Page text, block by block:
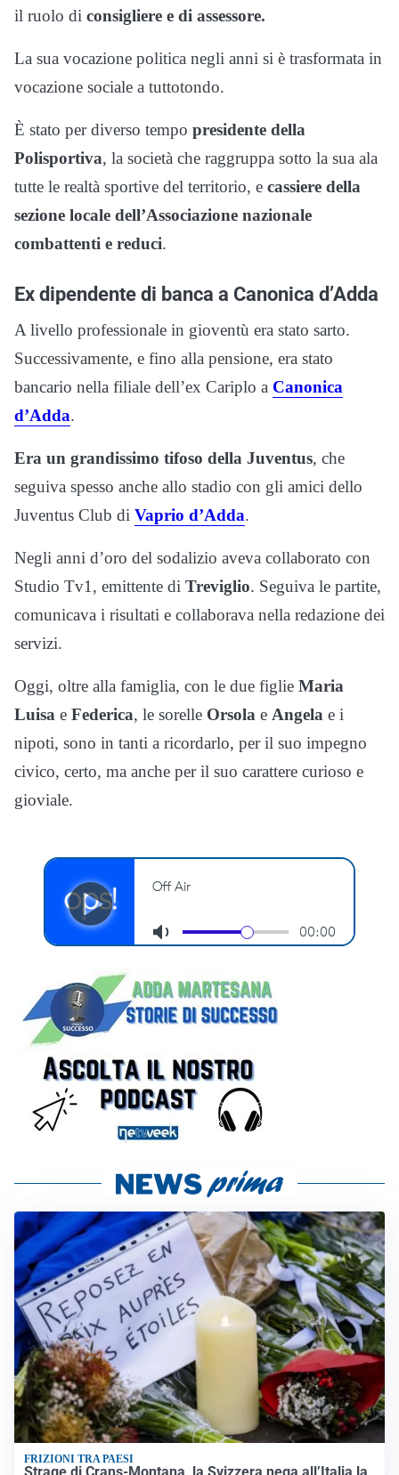
il ruolo di consigliere e di assessore.
La sua vocazione politica negli anni si è trasformata in
vocazione sociale a tuttotondo.
È stato per diverso tempo presidente della
Polisportiva, la società che raggruppa sotto la sua ala
tutte le realtà sportive del territorio, e cassiere della
sezione locale dell’Associazione nazionale
combattenti e reduci.
Ex dipendente di banca a Canonica d’Adda
A livello professionale in gioventù era stato sarto.
Successivamente, e fino alla pensione, era stato
bancario nella filiale dell’ex Cariplo a Canonica
d’Adda.
Era un grandissimo tifoso della Juventus, che
seguiva spesso anche allo stadio con gli amici dello
Juventus Club di Vaprio d’Adda.
Negli anni d’oro del sodalizio aveva collaborato con
Studio Tv1, emittente di Treviglio. Seguiva le partite,
comunicava i risultati e collaborava nella redazione dei
servizi.
Oggi, oltre alla famiglia, con le due figlie Maria
Luisa e Federica, le sorelle Orsola e Angela e i
nipoti, sono in tanti a ricordarlo, per il suo impegno
civico, certo, ma anche per il suo carattere curioso e
gioviale.
FRIZIONI TRA PAESI